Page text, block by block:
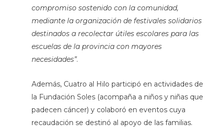
compromiso sostenido con la comunidad,
mediante la organización de festivales solidarios
destinados a recolectar útiles escolares para las
escuelas de la provincia con mayores
necesidades”.
Además, Cuatro al Hilo participó en actividades de
la Fundación Soles (acompaña a niños y niñas que
padecen cáncer) y colaboró en eventos cuya
recaudación se destinó al apoyo de las familias.